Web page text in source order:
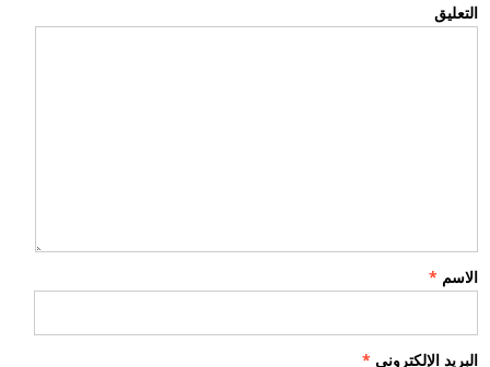
التعليق
الاسم *
البريد الإلكتروني *